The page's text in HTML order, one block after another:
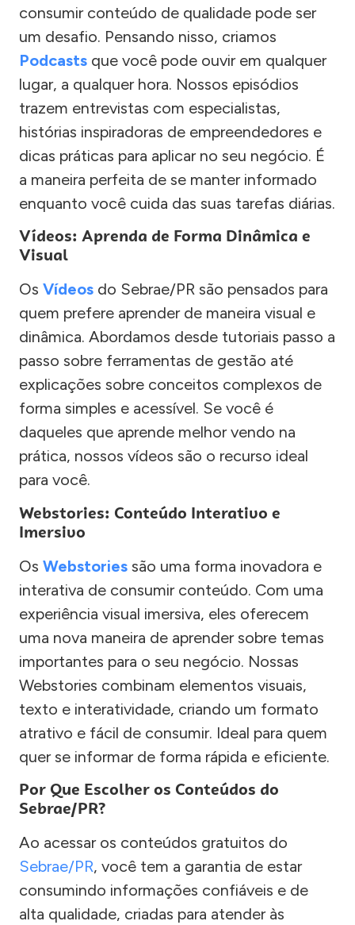
consumir conteúdo de qualidade pode ser
um desafio. Pensando nisso, criamos
Podcasts que você pode ouvir em qualquer
lugar, a qualquer hora. Nossos episódios
trazem entrevistas com especialistas,
histórias inspiradoras de empreendedores e
dicas práticas para aplicar no seu negócio. É
a maneira perfeita de se manter informado
enquanto você cuida das suas tarefas diárias.
Vídeos: Aprenda de Forma Dinâmica e
Visual
Os Vídeos do Sebrae/PR são pensados para
quem prefere aprender de maneira visual e
dinâmica. Abordamos desde tutoriais passo a
passo sobre ferramentas de gestão até
explicações sobre conceitos complexos de
forma simples e acessível. Se você é
daqueles que aprende melhor vendo na
prática, nossos vídeos são o recurso ideal
para você.
Webstories: Conteúdo Interativo e
Imersivo
Os Webstories são uma forma inovadora e
interativa de consumir conteúdo. Com uma
experiência visual imersiva, eles oferecem
uma nova maneira de aprender sobre temas
importantes para o seu negócio. Nossas
Webstories combinam elementos visuais,
texto e interatividade, criando um formato
atrativo e fácil de consumir. Ideal para quem
quer se informar de forma rápida e eficiente.
Por Que Escolher os Conteúdos do
Sebrae/PR?
Ao acessar os conteúdos gratuitos do
Sebrae/PR, você tem a garantia de estar
consumindo informações confiáveis e de
alta qualidade, criadas para atender às